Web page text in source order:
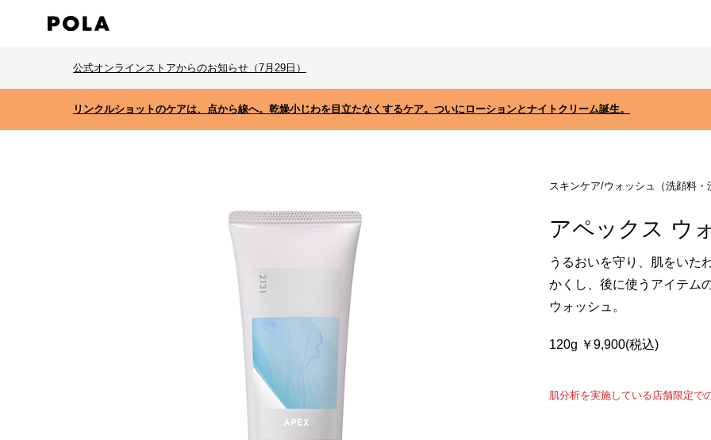
公式オンラインストアからのお知らせ（7月29日）
リンクルショットのケアは、点から線へ。乾燥小じわを目立たなくするケア。ついにローションとナイトクリーム誕生。
スキンケア/ウォッシュ（洗顔料・
アペックス ウ
うるおいを守り、肌をいた
かくし、後に使うアイテム
ウォッシュ。
120g ￥9,900(税込)
肌分析を実施している店舗限定で